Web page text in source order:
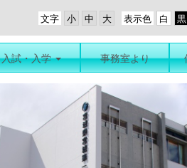
表示色
文字
入試・入学 事務室より